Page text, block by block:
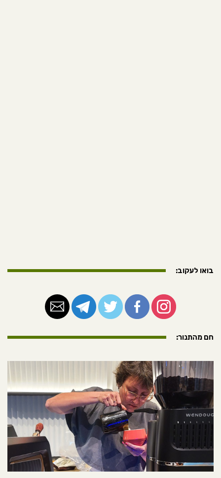
בואו לעקוב:
חם מהתנור: